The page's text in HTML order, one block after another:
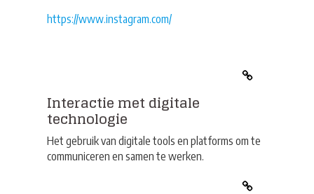
https://www.instagram.com/
Interactie met digitale
technologie
Het gebruik van digitale tools en platforms om te
communiceren en samen te werken.